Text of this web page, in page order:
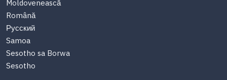
Moldovenească
Română
Русский
Samoa
Sesotho sa Borwa
Sesotho